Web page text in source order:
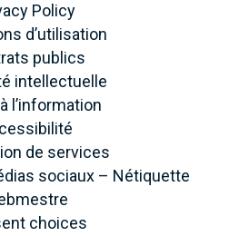
Policy
d’utilisation
publics
intellectuelle
l’information
de services
sociaux – Nétiquette
choices